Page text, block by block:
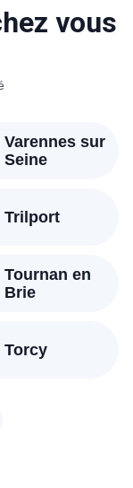
vous
Varennes sur
Seine
Trilport
Tournan en
Brie
Torcy